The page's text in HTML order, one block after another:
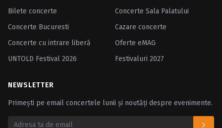
Bilete concerte
Concerte Sala Palatului
Concerte Bucuresti
Cazare concerte
Concerte cu intrare liberă
Oferte eMAG
UNTOLD Festival 2026
Festivaluri 2027
NEWSLETTER
Primești pe email concertele lunii și noutăți despre evenimente.